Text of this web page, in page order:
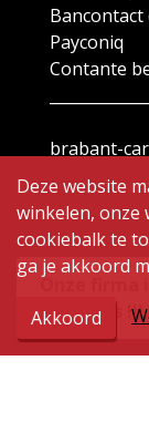
Bancontact
Payconiq
Contante
brabant-
Onze firma
augustus !!!
Deze website
winkelen, onze
cookiebalk te
ga je akkoord
Akkoord